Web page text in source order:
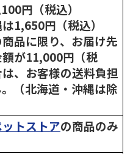
円（税込）
1,650円（税込）
品に限り、お届け先
が11,000円（税
、お客様の送料負担
（北海道・沖縄は除
トストアの商品のみ